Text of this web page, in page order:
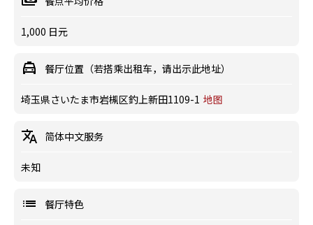
1,000 日元
餐厅位置（若搭乘出租车，请出示此地址）
埼玉県さいたま市岩槻区釣上新田1109-1 地图
简体中文服务
未知
餐厅特色